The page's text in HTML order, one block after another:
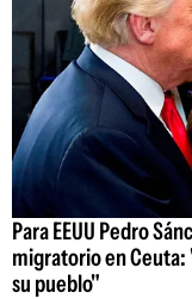
Para EEUU Pedro
migratorio en Ceuta:
su pueblo"